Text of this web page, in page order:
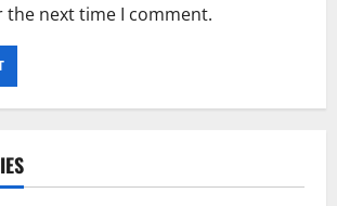
the next time I comment.